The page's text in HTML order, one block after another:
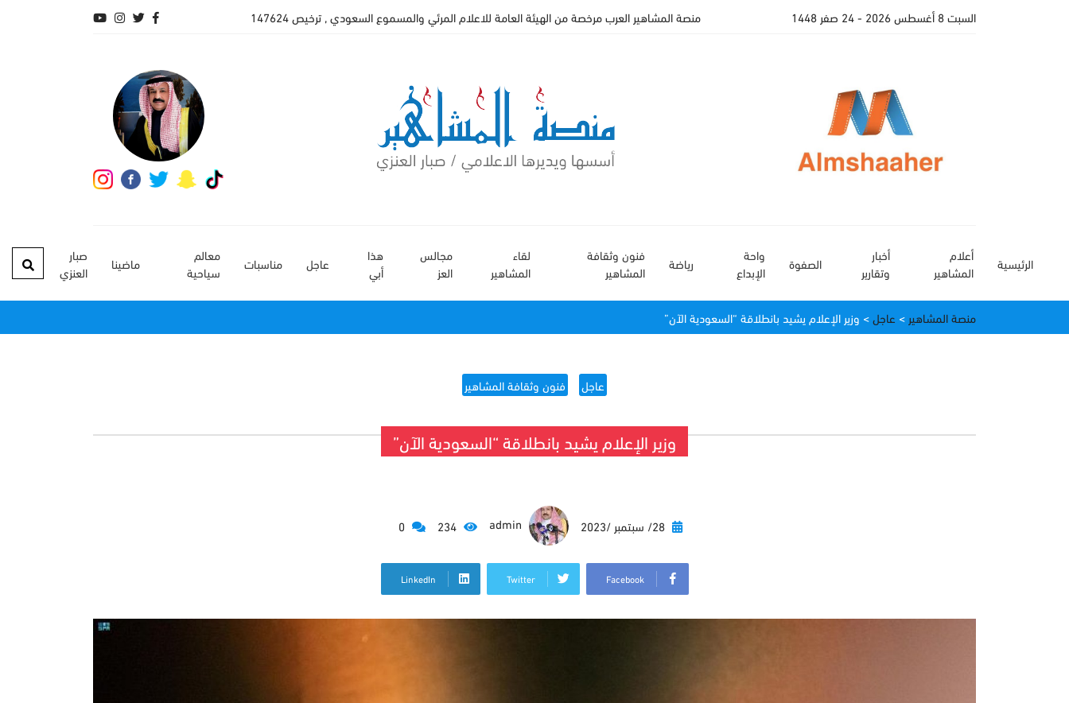
السبت 8 أغسطس 2026 - 24 صفر 1448 منصة المشاهير العرب مرخصة من الهيئة العامة للاعلام المرئي والمسموع السعودي , ترخيص 147624
الرئيسية
أعلام
المشاهير
أخبار
وتقارير
الصفوة
واحة
الإبداع
رياضة
فنون وثقافة
المشاهير
لقاء
المشاهير
مجالس
العز
هذا
أبي
عاجل مناسبات
معالم
سياحية
ماضينا
صبار
العنزي
منصة المشاهير > عاجل> وزير الإعلام يشيد بانطلاقة “السعودية الآن”
عاجل فنون وثقافة المشاهير
وزير الإعلام يشيد بانطلاقة “السعودية الآن”
Facebook
Twitter
LinkedIn